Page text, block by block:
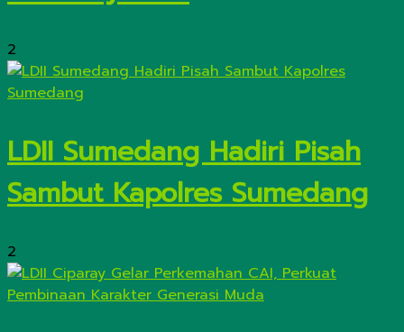
2
LDII Sumedang Hadiri Pisah
Sambut Kapolres Sumedang
2